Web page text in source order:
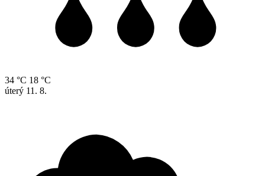
34 °C 18 °C
úterý 11. 8.